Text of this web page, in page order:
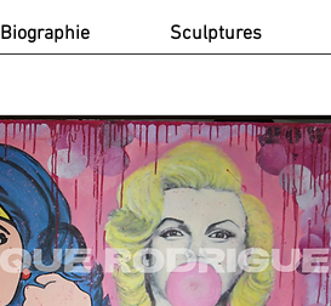
Biographie Sculptures